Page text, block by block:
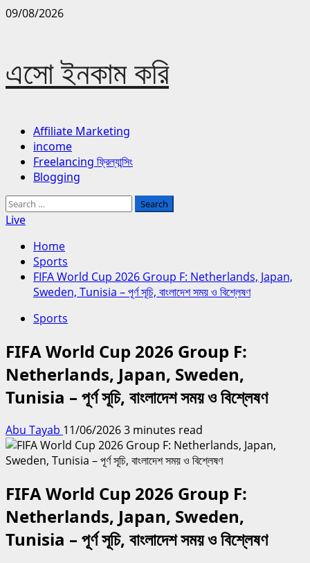
Skip
09/08/2026
এসো ইনকাম করি
Primary
Menu
Affiliate Marketing
income
Freelancing ফ্রিল্যান্সিং
Blogging
Search
for:
Live
Home
Sports
FIFA World Cup 2026 Group F: Netherlands, Japan,
Sweden, Tunisia – পূর্ণ সূচি, বাংলাদেশ সময় ও বিশ্লেষণ
Sports
FIFA World Cup 2026 Group F:
Netherlands, Japan, Sweden,
Tunisia – পূর্ণ সূচি, বাংলাদেশ সময় ও বিশ্লেষণ
Abu Tayab 11/06/20263 minutes read
FIFA World Cup 2026 Group F:
Netherlands, Japan, Sweden,
Tunisia – পূর্ণ সূচি, বাংলাদেশ সময় ও বিশ্লেষণ